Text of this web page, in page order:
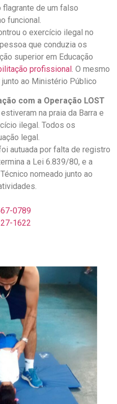
flagrante de um falso
funcional.
o exercício ilegal no
que conduzia os
superior em Educação
profissional. O mesmo
ao Ministério Público
com a Operação LOST
na praia da Barra e
ilegal. Todos os
legal.
autuada por falta de registro
a Lei 6.839/80, e a
nomeado junto ao
0789
1622